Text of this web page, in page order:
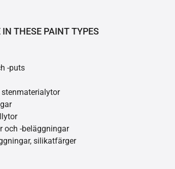
THESE PAINT TYPES
-puts
och -beläggningar
silikatfärger